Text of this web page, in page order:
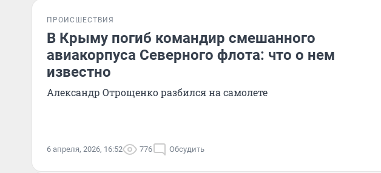
ПРОИСШЕСТВИЯ
В Крыму погиб командир смешанного
авиакорпуса Северного флота: что о нем
известно
Александр Отрощенко разбился на самолете
6 апреля, 2026, 16:52 776 Обсудить